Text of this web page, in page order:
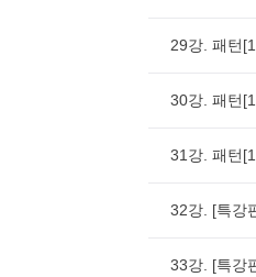
29강. 패턴
30강. 패턴
31강. 패턴
32강. [특강
33강. [특강